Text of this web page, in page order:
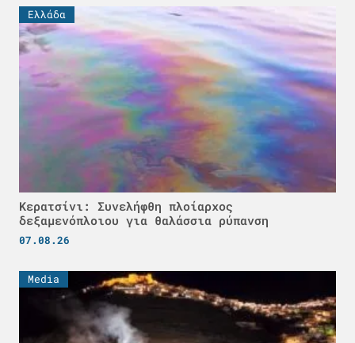
Ελλάδα
Κερατσίνι: Συνελήφθη πλοίαρχος
δεξαμενόπλοιου για θαλάσσια ρύπανση
07.08.26
Media